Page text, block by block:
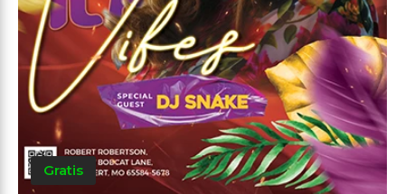
Gratis